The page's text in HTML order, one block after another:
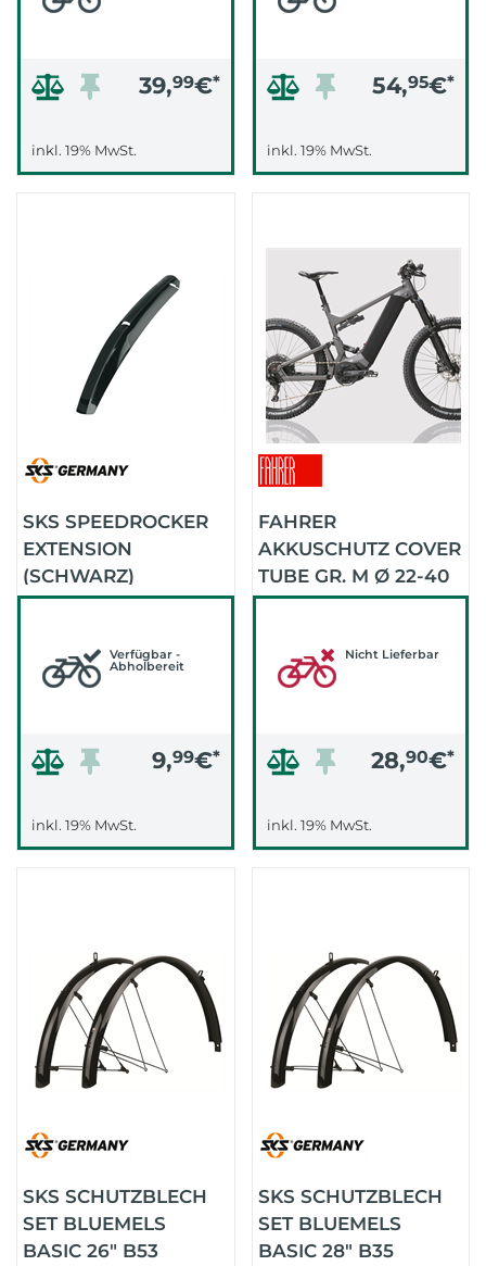
39,99€*
inkl. 19% MwSt.
54,95€*
inkl. 19% MwSt.
SKS SPEEDROCKER
EXTENSION
(SCHWARZ)
Verfügbar -
Abholbereit
9,99€*
inkl. 19% MwSt.
FAHRER
AKKUSCHUTZ COVER
TUBE GR. M Ø 22-40
CM (SCHWARZ)
Nicht Lieferbar
28,90€*
inkl. 19% MwSt.
SKS SCHUTZBLECH
SET BLUEMELS
BASIC 26" B53
SKS SCHUTZBLECH
SET BLUEMELS
BASIC 28" B35